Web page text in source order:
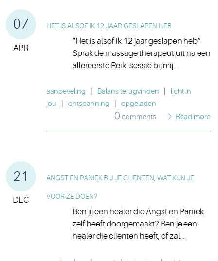
07
APR
HET IS ALSOF IK 12 JAAR GESLAPEN HEB
“Het is alsof ik 12 jaar geslapen heb”
Sprak de massage therapeut uit na een
allereerste Reiki sessie bij mij….
aanbeveling Balans terugvinden
licht in
jou
ontspanning opgeladen
0 comments Read more
21
DEC
ANGST EN PANIEK BIJ JE CLIËNTEN, WAT KUN JE
VOOR ZE DOEN?
Ben jij een healer die Angst en Paniek
zelf heeft doorgemaakt? Ben je een
healer die cliënten heeft, of zal...